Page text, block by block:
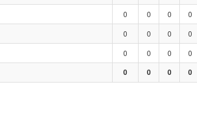
0 0 0 0
0 0 0 0
0 0 0 0
0 0 0 0